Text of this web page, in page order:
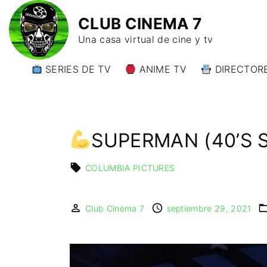
CLUB CINEMA 7
Una casa virtual de cine y tv
SERIES DE TV ANIME TV
Y)
SUPERMAN (40’S
COLUMBIA PICTURES
Club Cinema 7 septiembre 29, 2021